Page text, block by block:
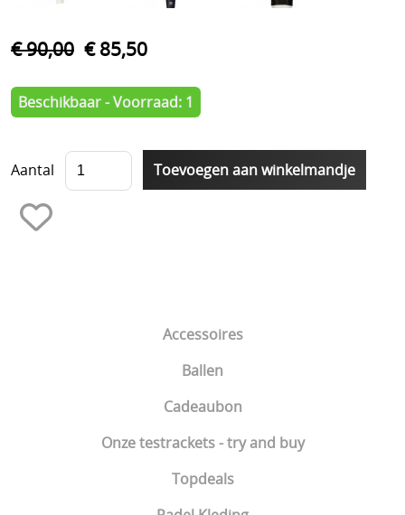
Tennis
Accessoires
Ballen
Cadeaubon
Onze testrackets - try and buy
Topdeals
€ 90,00 € 85,50
Beschikbaar - Voorraad: 1
Aantal